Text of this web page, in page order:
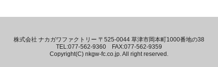
株式会社 ナカガワファクトリー 〒525-0044 草津市岡本町1000番地の38
TEL:077-562-9360 FAX:077-562-9359
Copyright(C) nkgw-fc.co.jp. All right reserved.